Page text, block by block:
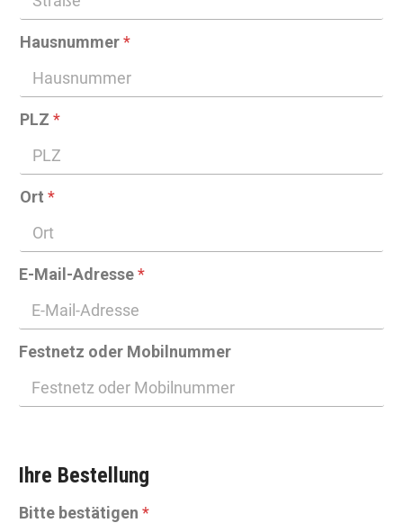
Hausnummer*
PLZ *
Ort *
E-Mail-Adresse*
Festnetz oder Mobilnummer
Ihre Bestellung
Bitte bestätigen *